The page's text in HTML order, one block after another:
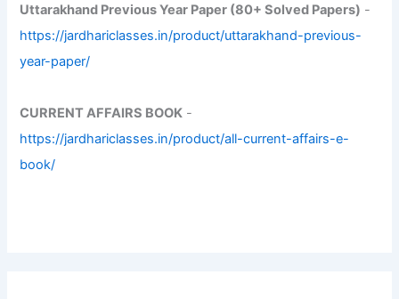
Uttarakhand Previous Year Paper (80+ Solved Papers) -
https://jardhariclasses.in/product/uttarakhand-previous-
year-paper/
CURRENT AFFAIRS BOOK -
https://jardhariclasses.in/product/all-current-affairs-e-
book/